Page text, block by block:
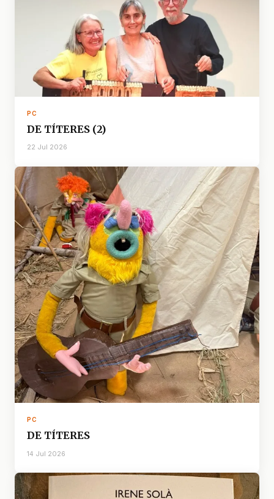
PC
DE TÍTERES (2)
22 Jul 2026
PC
DE TÍTERES
14 Jul 2026